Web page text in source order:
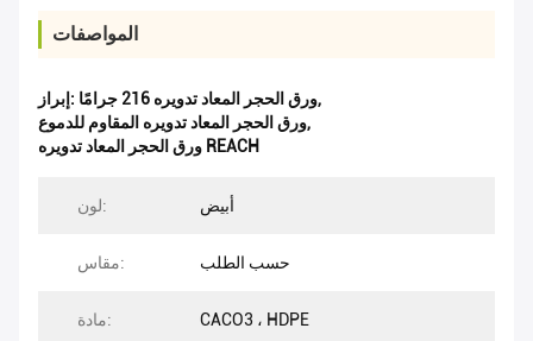
المواصفات
إبراز: ورق الحجر المعاد تدويره 216 جرامًا,
ورق الحجر المعاد تدويره المقاوم للدموع,
ورق الحجر المعاد تدويره REACH
لون: أبيض
مقاس: حسب الطلب
مادة: CACO3 ، HDPE